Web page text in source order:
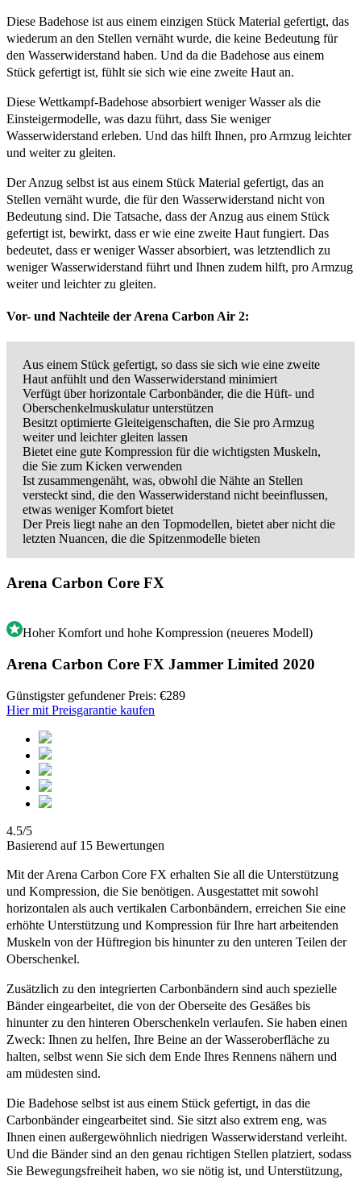
Diese Badehose ist aus einem einzigen Stück Material gefertigt, das
wiederum an den Stellen vernäht wurde, die keine Bedeutung für
den Wasserwiderstand haben. Und da die Badehose aus einem
Stück gefertigt ist, fühlt sie sich wie eine zweite Haut an.
Diese Wettkampf-Badehose absorbiert weniger Wasser als die
Einsteigermodelle, was dazu führt, dass Sie weniger
Wasserwiderstand erleben. Und das hilft Ihnen, pro Armzug leichter
und weiter zu gleiten.
Der Anzug selbst ist aus einem Stück Material gefertigt, das an
Stellen vernäht wurde, die für den Wasserwiderstand nicht von
Bedeutung sind. Die Tatsache, dass der Anzug aus einem Stück
gefertigt ist, bewirkt, dass er wie eine zweite Haut fungiert. Das
bedeutet, dass er weniger Wasser absorbiert, was letztendlich zu
weniger Wasserwiderstand führt und Ihnen zudem hilft, pro Armzug
weiter und leichter zu gleiten.
Vor- und Nachteile der Arena Carbon Air 2:
Aus einem Stück gefertigt, so dass sie sich wie eine zweite
Haut anfühlt und den Wasserwiderstand minimiert
Verfügt über horizontale Carbonbänder, die die Hüft- und
Oberschenkelmuskulatur unterstützen
Besitzt optimierte Gleiteigenschaften, die Sie pro Armzug
weiter und leichter gleiten lassen
Bietet eine gute Kompression für die wichtigsten Muskeln,
die Sie zum Kicken verwenden
Ist zusammengenäht, was, obwohl die Nähte an Stellen
versteckt sind, die den Wasserwiderstand nicht beeinflussen,
etwas weniger Komfort bietet
Der Preis liegt nahe an den Topmodellen, bietet aber nicht die
letzten Nuancen, die die Spitzenmodelle bieten
Arena Carbon Core FX
Hoher Komfort und hohe Kompression (neueres Modell)
Arena Carbon Core FX Jammer Limited 2020
Günstigster gefundener Preis: €289
Hier mit Preisgarantie kaufen
4.5/5
Basierend auf 15 Bewertungen
Mit der Arena Carbon Core FX erhalten Sie all die Unterstützung
und Kompression, die Sie benötigen. Ausgestattet mit sowohl
horizontalen als auch vertikalen Carbonbändern, erreichen Sie eine
erhöhte Unterstützung und Kompression für Ihre hart arbeitenden
Muskeln von der Hüftregion bis hinunter zu den unteren Teilen der
Oberschenkel.
Zusätzlich zu den integrierten Carbonbändern sind auch spezielle
Bänder eingearbeitet, die von der Oberseite des Gesäßes bis
hinunter zu den hinteren Oberschenkeln verlaufen. Sie haben einen
Zweck: Ihnen zu helfen, Ihre Beine an der Wasseroberfläche zu
halten, selbst wenn Sie sich dem Ende Ihres Rennens nähern und
am müdesten sind.
Die Badehose selbst ist aus einem Stück gefertigt, in das die
Carbonbänder eingearbeitet sind. Sie sitzt also extrem eng, was
Ihnen einen außergewöhnlich niedrigen Wasserwiderstand verleiht.
Und die Bänder sind an den genau richtigen Stellen platziert, sodass
Sie Bewegungsfreiheit haben, wo sie nötig ist, und Unterstützung,